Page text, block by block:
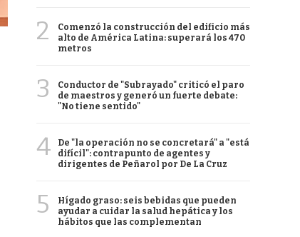
2
Comenzó la construcción del edificio más
alto de América Latina: superará los 470
metros
3
Conductor de "Subrayado" criticó el paro
de maestros y generó un fuerte debate:
"No tiene sentido"
4
De "la operación no se concretará" a "está
difícil": contrapunto de agentes y
dirigentes de Peñarol por De La Cruz
5
Hígado graso: seis bebidas que pueden
ayudar a cuidar la salud hepática y los
hábitos que las complementan